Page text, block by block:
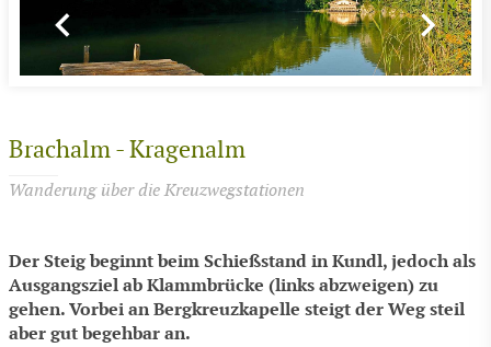
Brachalm - Kragenalm
Wanderung über die Kreuzwegstationen
Der Steig beginnt beim Schießstand in Kundl, jedoch als
Ausgangsziel ab Klammbrücke (links abzweigen) zu
gehen. Vorbei an Bergkreuzkapelle steigt der Weg steil
aber gut begehbar an.